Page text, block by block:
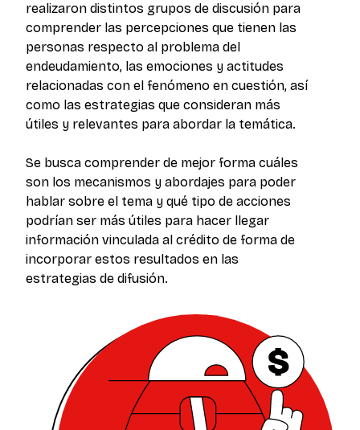
realizaron distintos grupos de discusión para
comprender las percepciones que tienen las
personas respecto al problema del
endeudamiento, las emociones y actitudes
relacionadas con el fenómeno en cuestión, así
como las estrategias que consideran más
útiles y relevantes para abordar la temática.
Se busca comprender de mejor forma cuáles
son los mecanismos y abordajes para poder
hablar sobre el tema y qué tipo de acciones
podrían ser más útiles para hacer llegar
información vinculada al crédito de forma de
incorporar estos resultados en las
estrategias de difusión.